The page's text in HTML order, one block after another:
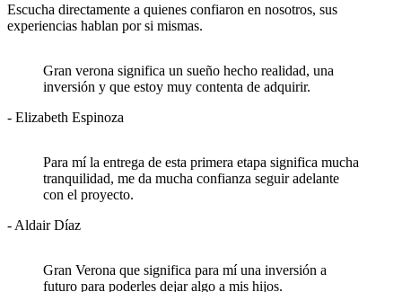
Escucha directamente a quienes confiaron en nosotros, sus
experiencias hablan por si mismas.
Gran verona significa un sueño hecho realidad, una
inversión y que estoy muy contenta de adquirir.
- Elizabeth Espinoza
Para mí la entrega de esta primera etapa significa mucha
tranquilidad, me da mucha confianza seguir adelante
con el proyecto.
- Aldair Díaz
Gran Verona que significa para mí una inversión a
futuro para poderles dejar algo a mis hijos.